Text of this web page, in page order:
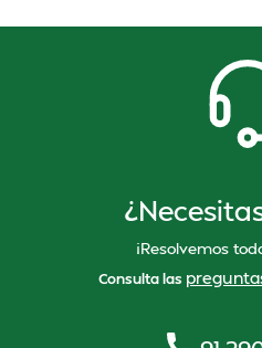
¡Resolvemos
Consulta las